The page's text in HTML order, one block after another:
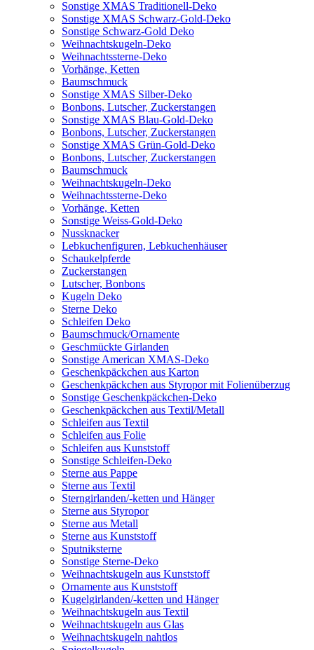
Sonstige XMAS Traditionell-Deko
Sonstige XMAS Schwarz-Gold-Deko
Sonstige Schwarz-Gold Deko
Weihnachtskugeln-Deko
Weihnachtssterne-Deko
Vorhänge, Ketten
Baumschmuck
Sonstige XMAS Silber-Deko
Bonbons, Lutscher, Zuckerstangen
Sonstige XMAS Blau-Gold-Deko
Bonbons, Lutscher, Zuckerstangen
Sonstige XMAS Grün-Gold-Deko
Bonbons, Lutscher, Zuckerstangen
Baumschmuck
Weihnachtskugeln-Deko
Weihnachtssterne-Deko
Vorhänge, Ketten
Sonstige Weiss-Gold-Deko
Nussknacker
Lebkuchenfiguren, Lebkuchenhäuser
Schaukelpferde
Zuckerstangen
Lutscher, Bonbons
Kugeln Deko
Sterne Deko
Schleifen Deko
Baumschmuck/Ornamente
Geschmückte Girlanden
Sonstige American XMAS-Deko
Geschenkpäckchen aus Karton
Geschenkpäckchen aus Styropor mit Folienüberzug
Sonstige Geschenkpäckchen-Deko
Geschenkpäckchen aus Textil/Metall
Schleifen aus Textil
Schleifen aus Folie
Schleifen aus Kunststoff
Sonstige Schleifen-Deko
Sterne aus Pappe
Sterne aus Textil
Sterngirlanden/-ketten und Hänger
Sterne aus Styropor
Sterne aus Metall
Sterne aus Kunststoff
Sputniksterne
Sonstige Sterne-Deko
Weihnachtskugeln aus Kunststoff
Ornamente aus Kunststoff
Kugelgirlanden/-ketten und Hänger
Weihnachtskugeln aus Textil
Weihnachtskugeln aus Glas
Weihnachtskugeln nahtlos